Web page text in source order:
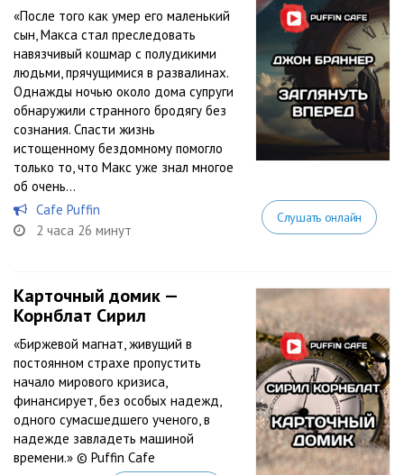
«После того как умер его маленький
сын, Макса стал преследовать
навязчивый кошмар с полудикими
людьми, прячущимися в развалинах.
Однажды ночью около дома супруги
обнаружили странного бродягу без
сознания. Спасти жизнь
истощенному бездомному помогло
только то, что Макс уже знал многое
об очень...
Cafe Puffin
2 часа 26 минут
Слушать онлайн
Карточный домик —
Корнблат Сирил
«Биржевой магнат, живущий в
постоянном страхе пропустить
начало мирового кризиса,
финансирует, без особых надежд,
одного сумасшедшего ученого, в
надежде завладеть машиной
времени.» © Puffin Cafe